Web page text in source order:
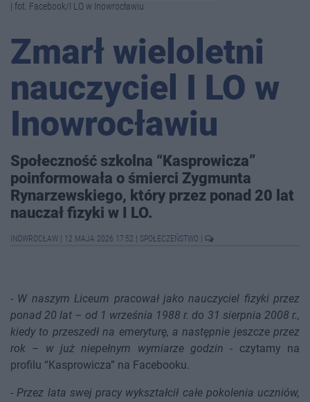
| fot. Facebook/I LO w Inowrocławiu
Zmarł wieloletni
nauczyciel I LO w
Inowrocławiu
Społeczność szkolna “Kasprowicza”
poinformowała o śmierci Zygmunta
Rynarzewskiego, który przez ponad 20 lat
nauczał fizyki w I LO.
INOWROCŁAW 12 MAJA 2026 17:52 SPOŁECZEŃSTWO
- W naszym Liceum pracował jako nauczyciel fizyki przez
ponad 20 lat – od 1 września 1988 r. do 31 sierpnia 2008 r.,
kiedy to przeszedł na emeryturę, a następnie jeszcze przez
rok – w już niepełnym wymiarze godzin - czytamy na
profilu “Kasprowicza” na Facebooku.
-Przez lata swej pracy wykształcił całe pokolenia uczniów,